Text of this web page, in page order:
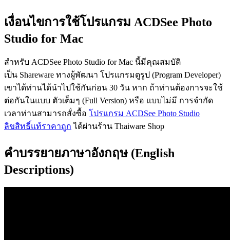
เงื่อนไขการใช้โปรแกรม ACDSee Photo
Studio for Mac
สำหรับ ACDSee Photo Studio for Mac นี้มีคุณสมบัติ
เป็น Shareware ทางผู้พัฒนา โปรแกรมดูรูป (Program Developer)
เขาได้ท่านได้นำไปใช้กันก่อน 30 วัน หาก ถ้าท่านต้องการจะใช้
ต่อกันในแบบ ตัวเต็มๆ (Full Version) หรือ แบบไม่มี การจำกัด
เวลาท่านสามารถสั่งซื้อ โปรแกรม ACDSee Photo Studio
ลิขสิทธิ์แท้ราคาถูก ได้ผ่านร้าน Thaiware Shop
คำบรรยายภาษาอังกฤษ (English
Descriptions)